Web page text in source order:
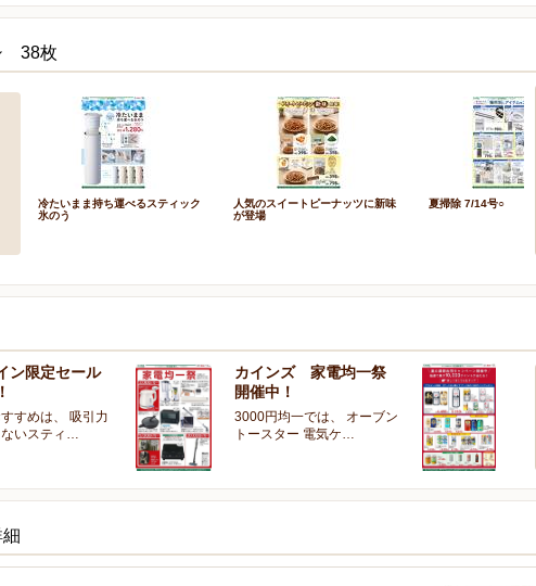
38枚
冷たいまま持ち運べるスティック
氷のう
人気のスイートピーナッツに新味
が登場
夏掃除 7/14号○
ン限定セール
すめは、 吸引力
いスティ…
カインズ 家電均一祭
開催中！
3000円均一では、 オーブン
トースター 電気ケ…